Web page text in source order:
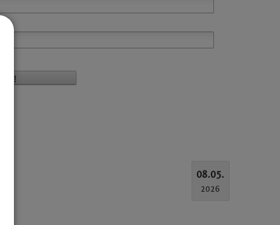
08.05.
2026